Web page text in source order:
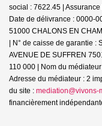
social : 7622.45 | Assurance
Date de délivrance : 0000-
51000 CHALONS EN
| N° de caisse de garantie :
AVENUE DE SUFFREN
110 000 | Nom du
Adresse du médiateur : 2
du site : mediation@vivons-
financièrement